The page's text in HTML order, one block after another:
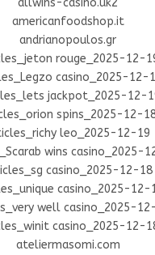
allwins-casino.uk2
americanfoodshop.it
andrianopoulos.gr
rouge_2025-12-
casino_2025-12-
jackpot_2025-12-
spins_2025-12-
leo_2025-12-19
wins casino_2025-
casino_2025-12-18
casino_2025-12-
well casino_2025-
casino_2025-12-
ateliermasomi.com